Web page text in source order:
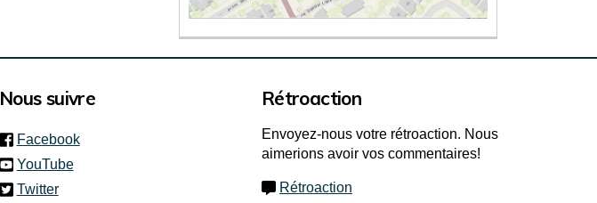
Nous suivre
Facebook(link is external)
YouTube
Twitter(link is external)
Rétroaction
Envoyez-nous votre rétroaction. Nous
aimerions avoir vos commentaires!
Rétroaction